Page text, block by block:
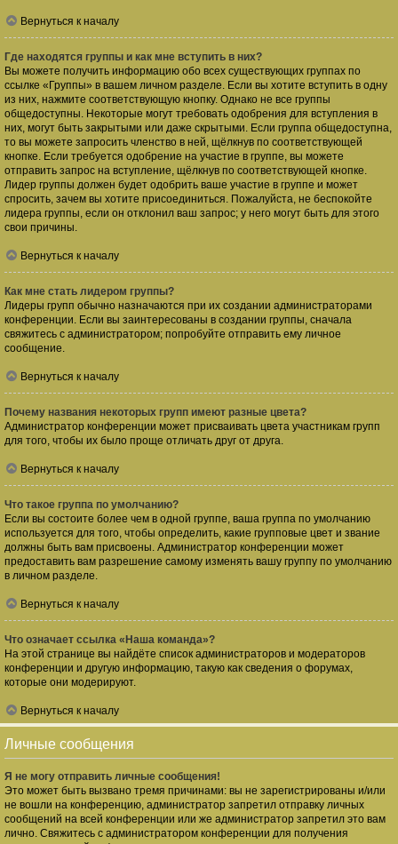
Вернуться к началу
Где находятся группы и как мне вступить в них?
Вы можете получить информацию обо всех существующих группах по
ссылке «Группы» в вашем личном разделе. Если вы хотите вступить в одну
из них, нажмите соответствующую кнопку. Однако не все группы
общедоступны. Некоторые могут требовать одобрения для вступления в
них, могут быть закрытыми или даже скрытыми. Если группа общедоступна,
то вы можете запросить членство в ней, щёлкнув по соответствующей
кнопке. Если требуется одобрение на участие в группе, вы можете
отправить запрос на вступление, щёлкнув по соответствующей кнопке.
Лидер группы должен будет одобрить ваше участие в группе и может
спросить, зачем вы хотите присоединиться. Пожалуйста, не беспокойте
лидера группы, если он отклонил ваш запрос; у него могут быть для этого
свои причины.
Вернуться к началу
Как мне стать лидером группы?
Лидеры групп обычно назначаются при их создании администраторами
конференции. Если вы заинтересованы в создании группы, сначала
свяжитесь с администратором; попробуйте отправить ему личное
сообщение.
Вернуться к началу
Почему названия некоторых групп имеют разные цвета?
Администратор конференции может присваивать цвета участникам групп
для того, чтобы их было проще отличать друг от друга.
Вернуться к началу
Что такое группа по умолчанию?
Если вы состоите более чем в одной группе, ваша группа по умолчанию
используется для того, чтобы определить, какие групповые цвет и звание
должны быть вам присвоены. Администратор конференции может
предоставить вам разрешение самому изменять вашу группу по умолчанию
в личном разделе.
Вернуться к началу
Что означает ссылка «Наша команда»?
На этой странице вы найдёте список администраторов и модераторов
конференции и другую информацию, такую как сведения о форумах,
которые они модерируют.
Вернуться к началу
Личные сообщения
Я не могу отправить личные сообщения!
Это может быть вызвано тремя причинами: вы не зарегистрированы и/или
не вошли на конференцию, администратор запретил отправку личных
сообщений на всей конференции или же администратор запретил это вам
лично. Свяжитесь с администратором конференции для получения